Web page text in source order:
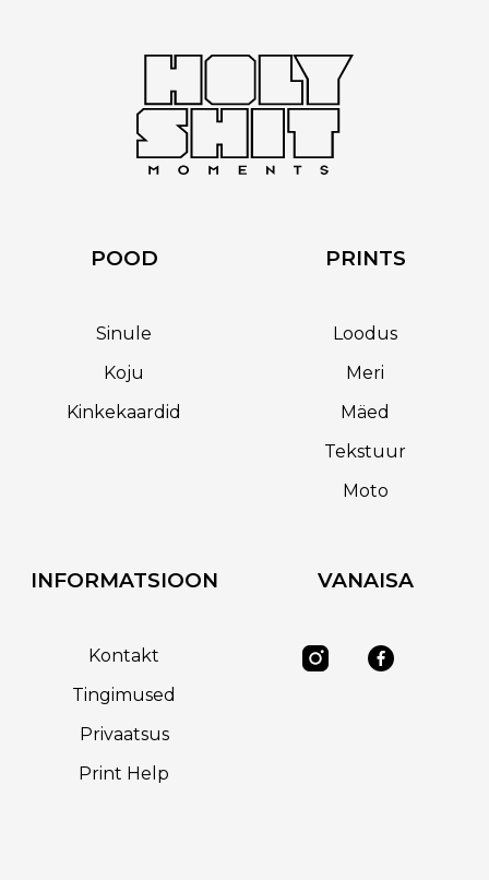
POOD
Sinule
Koju
Kinkekaardid
PRINTS
Loodus
Meri
Mäed
Tekstuur
Moto
INFORMATSIOON
Kontakt
Tingimused
Privaatsus
Print Help
VANAISA